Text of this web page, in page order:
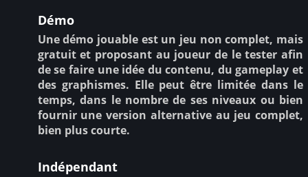
Démo
Une démo jouable est un jeu non complet, mais
gratuit et proposant au joueur de le tester afin
de se faire une idée du contenu, du gameplay et
des graphismes. Elle peut être limitée dans le
temps, dans le nombre de ses niveaux ou bien
fournir une version alternative au jeu complet,
bien plus courte.
Indépendant